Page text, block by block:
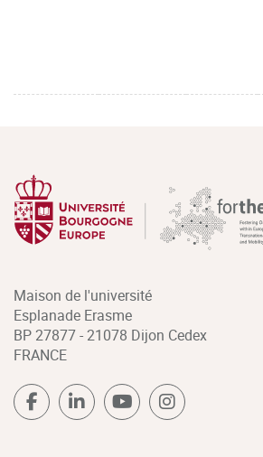
Maison de l'université
Esplanade Erasme
BP 27877 - 21078 Dijon Cedex
FRANCE